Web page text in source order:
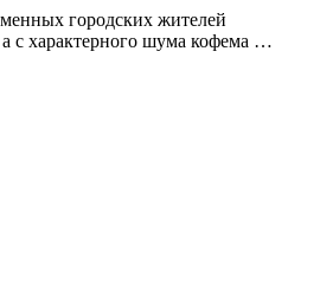
городских жителей
а с характерного шума кофема …